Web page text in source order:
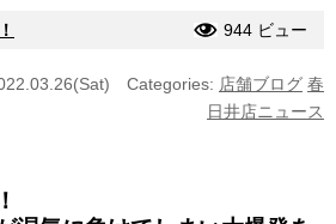
944 ビュー
Categories: 店舗ブログ 春
日井店ニュース